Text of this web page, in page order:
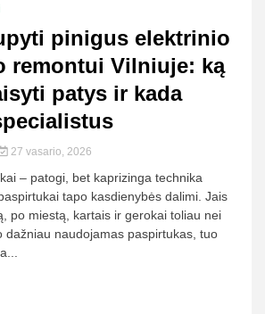
pinigus elektrinio
remontui Vilniuje: ką
patys ir kada
27 vasario, 2026
– patogi, bet kaprizinga technika
tapo kasdienybės dalimi. Jais
po miestą, kartais ir gerokai toliau nei
dažniau naudojamas paspirtukas, tuo